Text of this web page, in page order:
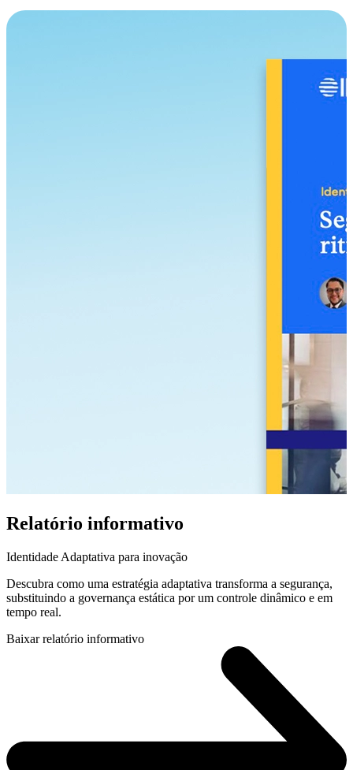
Relatório informativo
Identidade Adaptativa para inovação
Descubra como uma estratégia adaptativa transforma a segurança,
substituindo a governança estática por um controle dinâmico e em
tempo real.
Baixar relatório informativo